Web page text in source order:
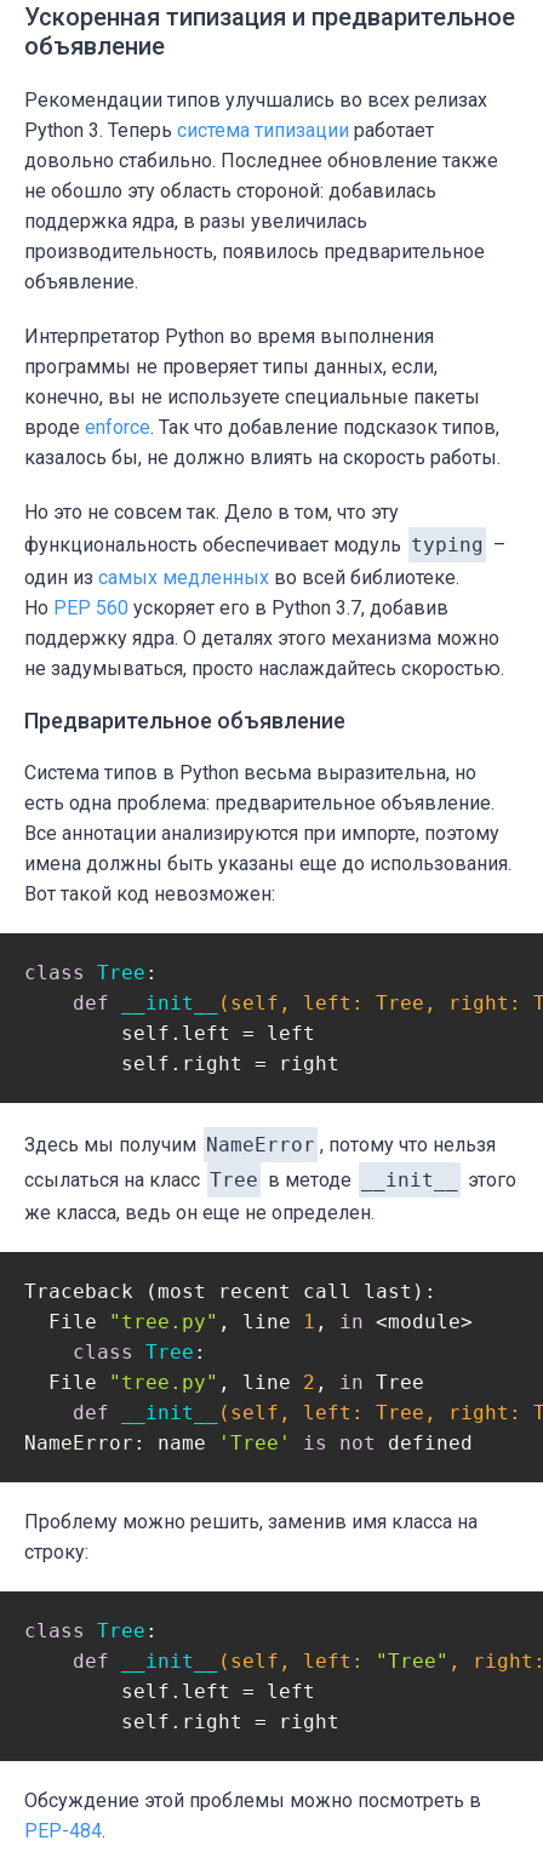
Ускоренная типизация и предварительное
объявление
Рекомендации типов улучшались во всех релизах
Python 3. Теперь система типизации работает
довольно стабильно. Последнее обновление также
не обошло эту область стороной: добавилась
поддержка ядра, в разы увеличилась
производительность, появилось предварительное
объявление.
Интерпретатор Python во время выполнения
программы не проверяет типы данных, если,
конечно, вы не используете специальные пакеты
вроде enforce. Так что добавление подсказок типов,
казалось бы, не должно влиять на скорость работы.
Но это не совсем так. Дело в том, что эту
функциональность обеспечивает модуль typing –
один из самых медленных во всей библиотеке.
Но PEP 560 ускоряет его в Python 3.7, добавив
поддержку ядра. О деталях этого механизма можно
не задумываться, просто наслаждайтесь скоростью.
Предварительное объявление
Система типов в Python весьма выразительна, но
есть одна проблема: предварительное объявление.
Все аннотации анализируются при импорте, поэтому
имена должны быть указаны еще до использования.
Вот такой код невозможен:
class Tree :
def
__init__
(self, left: Tree, right:
        self.left = left
        self.right = right
Здесь мы получим NameError , потому что нельзя
ссылаться на класс Tree в методе __init__
этого
же класса, ведь он еще не определен.
Traceback (most recent call last):
  File
"tree.py" , line 1 , in <module>
class
Tree :
  File
"tree.py" , line 2 , in Tree
def
__init__
(self, left: Tree, right:
NameError: name
'Tree' is not defined
Проблему можно решить, заменив имя класса на
строку:
class Tree :
def
__init__ (self, left: "Tree" ,
        self.left = left
        self.right = right
Обсуждение этой проблемы можно посмотреть в
PEP-484.